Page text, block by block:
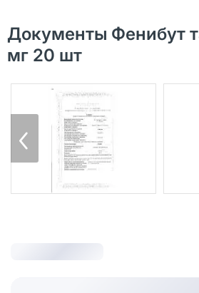
Документы Фенибут
мг 20 шт